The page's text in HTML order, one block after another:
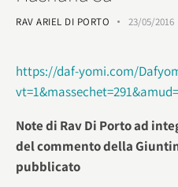
RAV ARIEL DI PORTO 23/05/2016
https://daf-yomi.com/
Note di Rav Di Porto ad
del commento della
pubblicato